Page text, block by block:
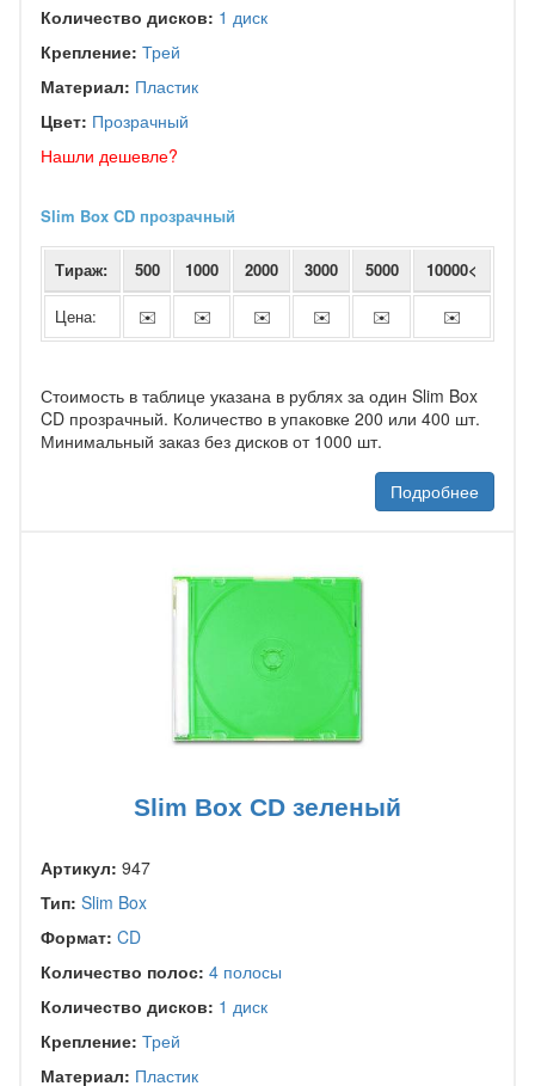
Количество дисков: 1 диск
Крепление: Трей
Материал: Пластик
Цвет: Прозрачный
Нашли дешевле?
Slim Box CD прозрачный
Тираж: 500 1000 2000 3000 5000 10000<
Цена: ✉️ ✉️ ✉️ ✉️ ✉️ ✉️
Стоимость в таблице указана в рублях за один Slim Box
CD прозрачный. Количество в упаковке 200 или 400 шт.
Минимальный заказ без дисков от 1000 шт.
Подробнее
Slim Box CD зеленый
Артикул: 947
Тип: Slim Box
Формат: CD
Количество полос: 4 полосы
Количество дисков: 1 диск
Крепление: Трей
Материал: Пластик